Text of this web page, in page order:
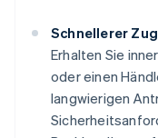
Schnellerer
Erhalten Sie
oder einen
langwierigen